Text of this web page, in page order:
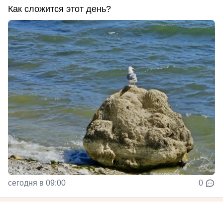
Как сложится этот день?
сегодня в 09:00 0